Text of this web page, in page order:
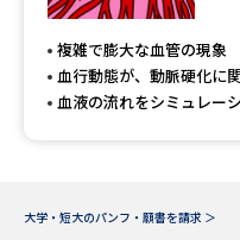
複雑で膨大な血管の現象
血行動態が、動脈硬化に
血液の流れをシミュレー
大学・短大のパンフ・願書を請求 ＞